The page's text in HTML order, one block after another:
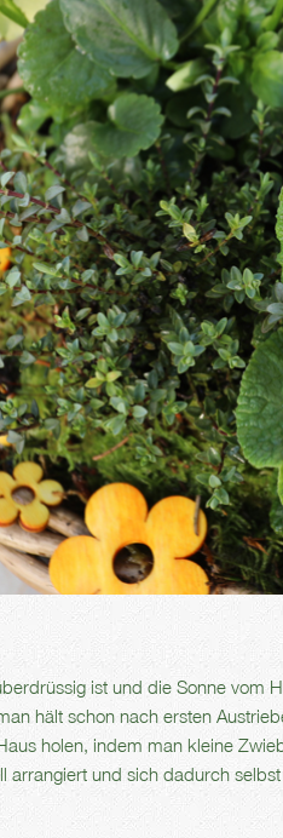
ist und die Sonne vom
hält schon nach ersten
holen, indem man kleine
arrangiert und sich dadurch